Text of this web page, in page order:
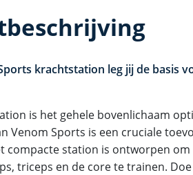
krachtstation leg jij de basis
is het gehele bovenlichaam
Venom Sports is een cruciale
compacte station is ontworpen
triceps en de core te trainen.